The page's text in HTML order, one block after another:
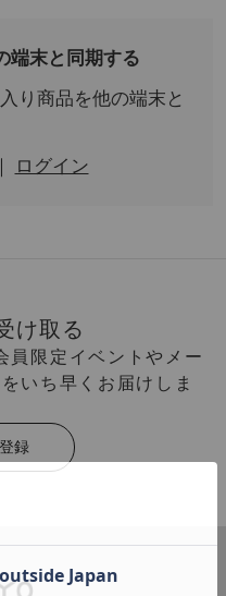
端末と同期する
り商品を他の端末と
ログイン
け取る
員限定イベントやメー
いち早くお届けしま
録